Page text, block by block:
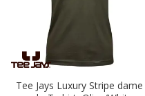
Tee Jays Luxury Stripe dame